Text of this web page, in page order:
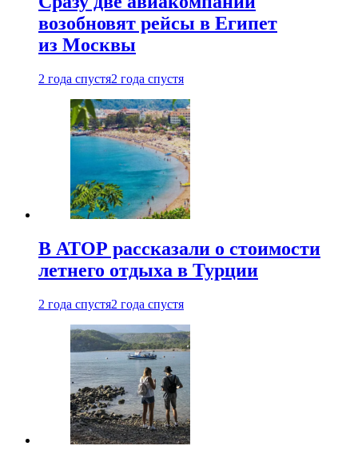
возобновят рейсы в Египет
из Москвы
2 года спустя2 года спустя
В АТОР рассказали о стоимости
летнего отдыха в Турции
2 года спустя2 года спустя